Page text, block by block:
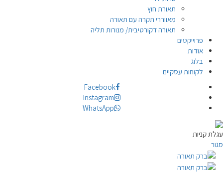
תאורת חוץ
מאווררי תקרה עם תאורה
תאורה דקורטיבית/ מנורות תליה
פרוייקטים
אודות
בלוג
לקוחות עסקיים
Facebook
Instagram
WhatsApp
עגלת קניות
סגור